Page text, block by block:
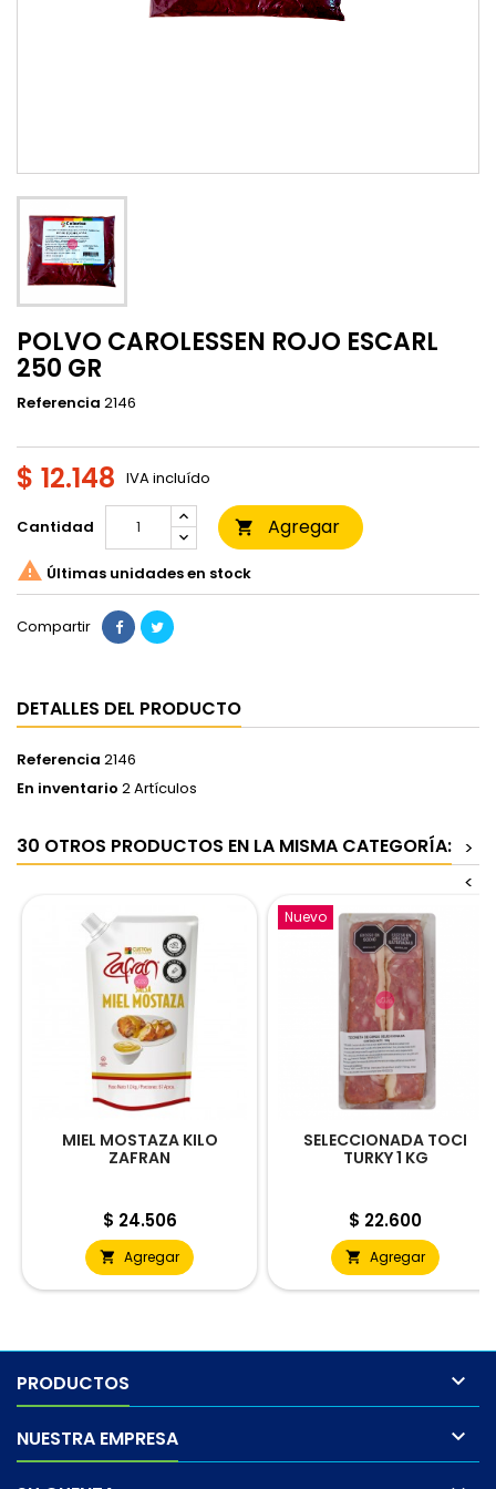
POLVO CAROLESSEN ROJO ESCARL
250 GR
Referencia 2146
$ 12.148 IVA incluído
Cantidad  Agregar
 Últimas unidades en stock
Compartir
DETALLES DEL PRODUCTO
Referencia 2146
En inventario 2 Artículos
30 OTROS PRODUCTOS EN LA MISMA CATEGORÍA: >
<
MIEL MOSTAZA KILO
ZAFRAN
Precio
$ 24.506
 Agregar
Nuevo
SELECCIONADA TOCI
TURKY 1 KG
Precio
$ 22.600
 Agregar
PRODUCTOS 
NUESTRA EMPRESA 